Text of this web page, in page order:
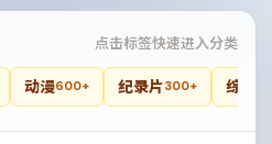
点击标签快速进入分类
动漫600+ 纪录片300+ 综艺